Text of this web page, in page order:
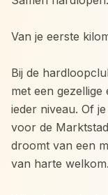
Van je eerste
Bij de
met een
ieder niveau. Of
voor de
droomt van een
van harte welkom.